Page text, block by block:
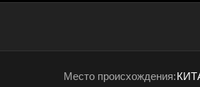
Место происхождения: